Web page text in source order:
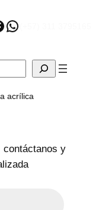
WhatsApp
acrílica
contáctanos y